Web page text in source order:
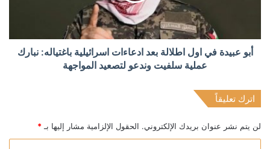
أبو عبيدة في اول اطلالة بعد ادعاءات اسرائيلية باغتياله: نبارك
عملية سلفيت وندعو لتصعيد المواجهة
اترك تعليقاً
لن يتم نشر عنوان بريدك الإلكتروني. الحقول الإلزامية مشار إليها بـ *